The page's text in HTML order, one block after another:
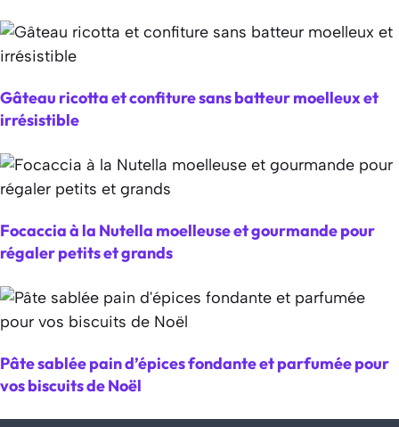
Gâteau ricotta et confiture sans batteur moelleux et
irrésistible
Focaccia à la Nutella moelleuse et gourmande pour
régaler petits et grands
Pâte sablée pain d’épices fondante et parfumée pour
vos biscuits de Noël